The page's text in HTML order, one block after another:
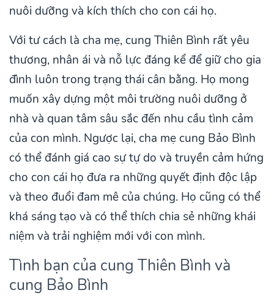
nuôi dưỡng và kích thích cho con cái họ.
Với tư cách là cha mẹ, cung Thiên Bình rất yêu
thương, nhân ái và nỗ lực đáng kể để giữ cho gia
đình luôn trong trạng thái cân bằng. Họ mong
muốn xây dựng một môi trường nuôi dưỡng ở
nhà và quan tâm sâu sắc đến nhu cầu tình cảm
của con mình. Ngược lại, cha mẹ cung Bảo Bình
có thể đánh giá cao sự tự do và truyền cảm hứng
cho con cái họ đưa ra những quyết định độc lập
và theo đuổi đam mê của chúng. Họ cũng có thể
khá sáng tạo và có thể thích chia sẻ những khái
niệm và trải nghiệm mới với con mình.
Tình bạn của cung Thiên Bình và
cung Bảo Bình